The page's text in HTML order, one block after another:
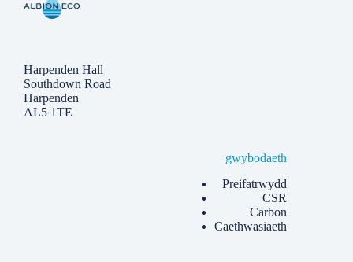
Harpenden Hall
Southdown Road
Harpenden
AL5 1TE
gwybodaeth
Preifatrwydd
CSR
Carbon
Caethwasiaeth